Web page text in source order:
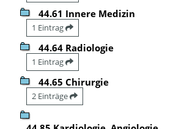
44.61 Innere Medizin
1 Eintrag
44.64 Radiologie
1 Eintrag
44.65 Chirurgie
2 Einträge